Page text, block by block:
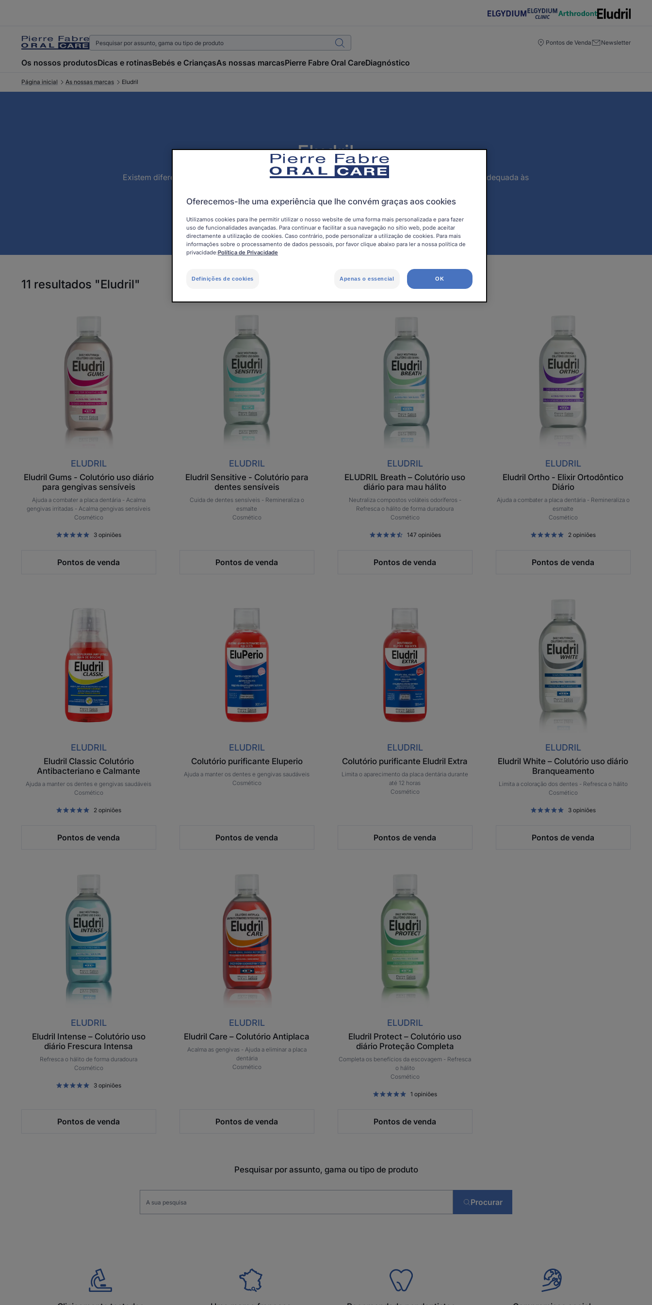
Pontos de Venda Newsletter
Os nossos produtosDicas e rotinasBebés e CriançasAs nossas marcasPierre Fabre Oral CareDiagnóstico
Página inicial As nossas marcas Eludril
Eludril
Existem diferentes versões do colutório diário Eludril para que todos possam encontrar uma solução adequada às
11 resultados "Eludril"
Gums
-
Colutório
uso
diário
para
gengivas
sensíveis
ELUDRIL
Eludril Gums - Colutório uso diário
para gengivas sensíveis
Ajuda a combater a placa dentária - Acalma
gengivas irritadas -Acalma gengivas sensíveis
Cosmético
3opiniões
Pontos de venda
Sensitive
Colutório
para
dentes
sensíveis
ELUDRIL
Eludril Sensitive - Colutório para
dentes sensíveis
Cuida de dentes sensíveis - Remineraliza o
esmalte
Cosmético
Pontos de venda
Breath
–
Colutório
uso
diário
para
mau
hálito
ELUDRIL
ELUDRIL Breath – Colutório uso
diário para mau hálito
Neutraliza compostos voláteis odoríferos -
Refresca o hálito de forma duradoura
Cosmético
147 opiniões
Pontos de venda
Ortho
-
Elixir
Ortodôntico
Diário
ELUDRIL
Eludril Ortho - Elixir Ortodôntico
Diário
Ajuda a combater a placa dentária - Remineraliza o
esmalte
Cosmético
2opiniões
Pontos de venda
Colutório
e
Calmante
ELUDRIL
Eludril Classic Colutório
Antibacteriano e Calmante
Ajuda a manter os dentes e gengivas saudáveis
Cosmético
2opiniões
Pontos de venda
Eluperio
ELUDRIL
Colutório purificante Eluperio
Ajuda a manter os dentes e gengivas saudáveis
Cosmético
Pontos de venda
Extra
ELUDRIL
Colutório purificante Eludril Extra
Limita o aparecimento da placa dentária durante
até 12 horas
Cosmético
Pontos de venda
White
–
Colutório
uso
diário
Branqueamento
ELUDRIL
Eludril White – Colutório uso diário
Branqueamento
Limita a coloração dos dentes - Refresca o hálito
Cosmético
3opiniões
Pontos de venda
Intense
–
Colutório
uso
diário
Frescura
Intensa
ELUDRIL
Eludril Intense – Colutório uso
diário Frescura Intensa
Refresca o hálito de forma duradoura
Cosmético
3opiniões
Pontos de venda
Care
–
Colutório
Antiplaca
ELUDRIL
Eludril Care – Colutório Antiplaca
Acalma as gengivas - Ajuda a eliminar a placa
dentária
Cosmético
Pontos de venda
Protect
–
Colutório
uso
diário
Proteção
Completa
ELUDRIL
Eludril Protect – Colutório uso
diário Proteção Completa
Completa os benefícios da escovagem - Refresca
o hálito
Cosmético
1opiniões
Pontos de venda
Pesquisar por assunto, gama ou tipo de produto
Procurar
Oferecemos-lhe uma experiência que lhe convém graças aos cookies
Utilizamos cookies para lhe permitir utilizar o nosso website de uma forma mais personalizada e para fazer
uso de funcionalidades avançadas. Para continuar e facilitar a sua navegação no sítio web, pode aceitar
directamente a utilização de cookies. Caso contrário, pode personalizar a utilização de cookies. Para mais
informações sobre o processamento de dados pessoais, por favor clique abaixo para ler a nossa política de
privacidade:Política de Privacidade
Definições de cookies Apenas o essencial OK